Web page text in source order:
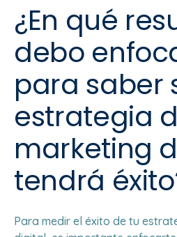
¿En qué
debo
para saber
estrategia
marketing
tendrá
Para medir el éxito de tu